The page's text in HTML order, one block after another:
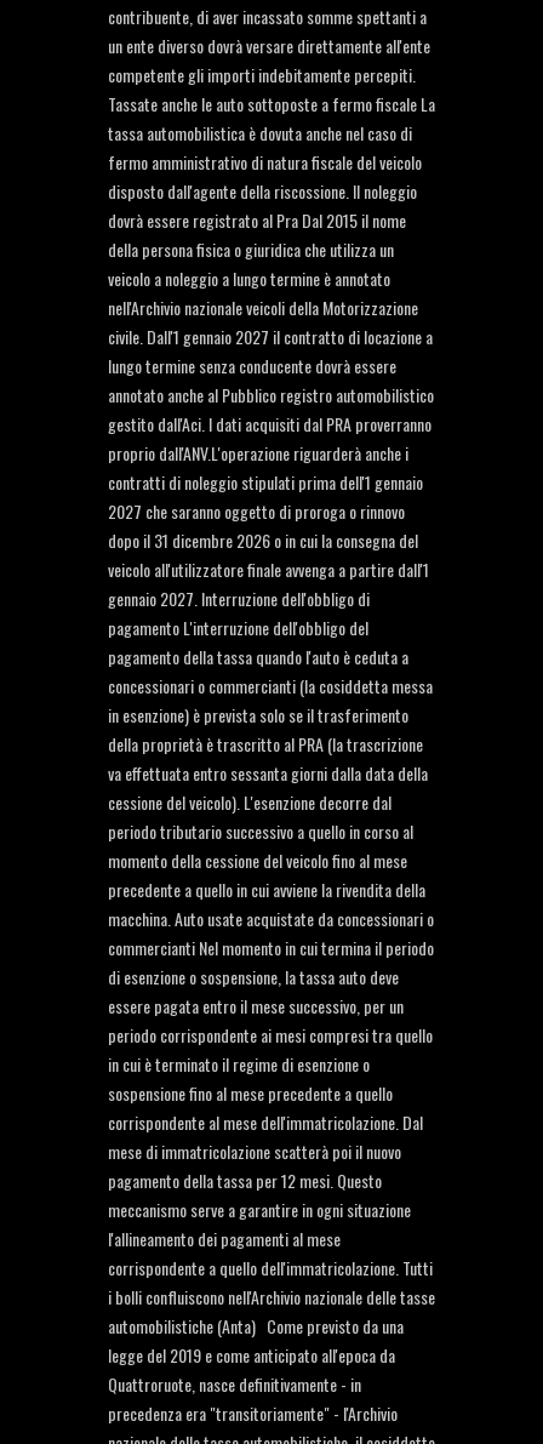
contribuente, di aver incassato somme spettanti a
un ente diverso dovrà versare direttamente all'ente
competente gli importi indebitamente percepiti.
Tassate anche le auto sottoposte a fermo fiscale La
tassa automobilistica è dovuta anche nel caso di
fermo amministrativo di natura fiscale del veicolo
disposto dall'agente della riscossione. Il noleggio
dovrà essere registrato al Pra Dal 2015 il nome
della persona fisica o giuridica che utilizza un
veicolo a noleggio a lungo termine è annotato
nell'Archivio nazionale veicoli della Motorizzazione
civile. Dall'1 gennaio 2027 il contratto di locazione a
lungo termine senza conducente dovrà essere
annotato anche al Pubblico registro automobilistico
gestito dall'Aci. I dati acquisiti dal PRA proverranno
proprio dall'ANV.L'operazione riguarderà anche i
contratti di noleggio stipulati prima dell'1 gennaio
2027 che saranno oggetto di proroga o rinnovo
dopo il 31 dicembre 2026 o in cui la consegna del
veicolo all'utilizzatore finale avvenga a partire dall'1
gennaio 2027. Interruzione dell'obbligo di
pagamento L'interruzione dell'obbligo del
pagamento della tassa quando l'auto è ceduta a
concessionari o commercianti (la cosiddetta messa
in esenzione) è prevista solo se il trasferimento
della proprietà è trascritto al PRA (la trascrizione
va effettuata entro sessanta giorni dalla data della
cessione del veicolo). L'esenzione decorre dal
periodo tributario successivo a quello in corso al
momento della cessione del veicolo fino al mese
precedente a quello in cui avviene la rivendita della
macchina. Auto usate acquistate da concessionari o
commercianti Nel momento in cui termina il periodo
di esenzione o sospensione, la tassa auto deve
essere pagata entro il mese successivo, per un
periodo corrispondente ai mesi compresi tra quello
in cui è terminato il regime di esenzione o
sospensione fino al mese precedente a quello
corrispondente al mese dell'immatricolazione. Dal
mese di immatricolazione scatterà poi il nuovo
pagamento della tassa per 12 mesi. Questo
meccanismo serve a garantire in ogni situazione
l'allineamento dei pagamenti al mese
corrispondente a quello dell'immatricolazione. Tutti
i bolli confluiscono nell'Archivio nazionale delle tasse
automobilistiche (Anta) Come previsto da una
legge del 2019 e come anticipato all'epoca da
Quattroruote, nasce definitivamente - in
precedenza era "transitoriamente" - l'Archivio